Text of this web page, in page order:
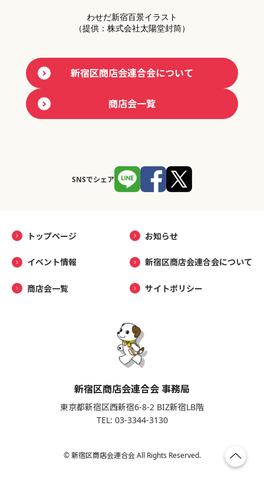
わせだ新宿百景イラスト
（提供：株式会社太陽堂封筒）
新宿区商店会連合会について
商店会一覧
SNSでシェア
トップページ お知らせ
イベント情報 新宿区商店会連合会について
商店会一覧 サイトポリシー
新宿区商店会連合会 事務局
東京都新宿区西新宿6-8-2 BIZ新宿LB階
TEL: 03-3344-3130
© 新宿区商店会連合会 All Rights Reserved.